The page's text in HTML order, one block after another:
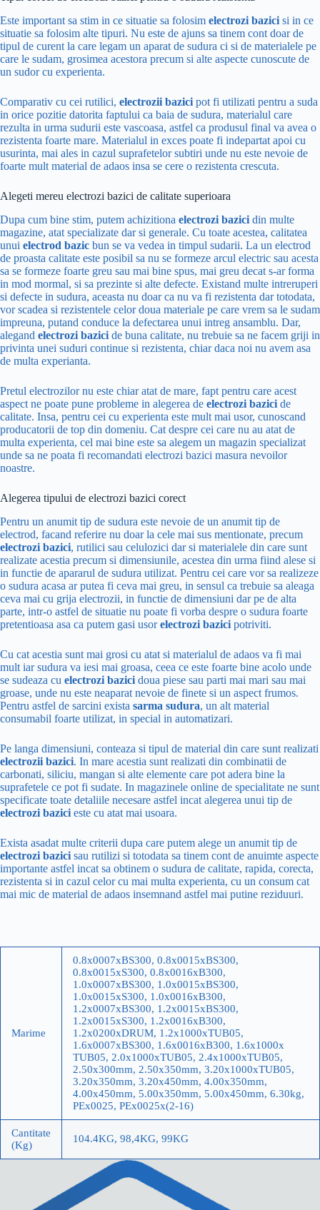
Este important sa stim in ce situatie sa folosim electrozi bazici si in ce
situatie sa folosim alte tipuri. Nu este de ajuns sa tinem cont doar de
tipul de curent la care legam un aparat de sudura ci si de materialele pe
care le sudam, grosimea acestora precum si alte aspecte cunoscute de
un sudor cu experienta.
Comparativ cu cei rutilici, electrozii bazici pot fi utilizati pentru a suda
in orice pozitie datorita faptului ca baia de sudura, materialul care
rezulta in urma sudurii este vascoasa, astfel ca produsul final va avea o
rezistenta foarte mare. Materialul in exces poate fi indepartat apoi cu
usurinta, mai ales in cazul suprafetelor subtiri unde nu este nevoie de
foarte mult material de adaos insa se cere o rezistenta crescuta.
Alegeti mereu electrozi bazici de calitate superioara
Dupa cum bine stim, putem achizitiona electrozi bazici din multe
magazine, atat specializate dar si generale. Cu toate acestea, calitatea
unui electrod bazic bun se va vedea in timpul sudarii. La un electrod
de proasta calitate este posibil sa nu se formeze arcul electric sau acesta
sa se formeze foarte greu sau mai bine spus, mai greu decat s-ar forma
in mod mormal, si sa prezinte si alte defecte. Existand multe intreruperi
si defecte in sudura, aceasta nu doar ca nu va fi rezistenta dar totodata,
vor scadea si rezistentele celor doua materiale pe care vrem sa le sudam
impreuna, putand conduce la defectarea unui intreg ansamblu. Dar,
alegand electrozi bazici de buna calitate, nu trebuie sa ne facem griji in
privinta unei suduri continue si rezistenta, chiar daca noi nu avem asa
de multa experianta.
Pretul electrozilor nu este chiar atat de mare, fapt pentru care acest
aspect ne poate pune probleme in alegerea de electrozi bazici de
calitate. Insa, pentru cei cu experienta este mult mai usor, cunoscand
producatorii de top din domeniu. Cat despre cei care nu au atat de
multa experienta, cel mai bine este sa alegem un magazin specializat
unde sa ne poata fi recomandati electrozi bazici masura nevoilor
noastre.
Alegerea tipului de electrozi bazici corect
Pentru un anumit tip de sudura este nevoie de un anumit tip de
electrod, facand referire nu doar la cele mai sus mentionate, precum
electrozi bazici, rutilici sau celulozici dar si materialele din care sunt
realizate acestia precum si dimensiunile, acestea din urma fiind alese si
in functie de apararul de sudura utilizat. Pentru cei care vor sa realizeze
o sudura acasa ar putea fi ceva mai greu, in sensul ca trebuie sa aleaga
ceva mai cu grija electrozii, in functie de dimensiuni dar pe de alta
parte, intr-o astfel de situatie nu poate fi vorba despre o sudura foarte
pretentioasa asa ca putem gasi usorelectrozi bazici potriviti.
Cu cat acestia sunt mai grosi cu atat si materialul de adaos va fi mai
mult iar sudura va iesi mai groasa, ceea ce este foarte bine acolo unde
se sudeaza cu electrozi bazici doua piese sau parti mai mari sau mai
groase, unde nu este neaparat nevoie de finete si un aspect frumos.
Pentru astfel de sarcini exista sarma sudura, un alt material
consumabil foarte utilizat, in special in automatizari.
Pe langa dimensiuni, conteaza si tipul de material din care sunt realizati
electrozii bazici. In mare acestia sunt realizati din combinatii de
carbonati, siliciu, mangan si alte elemente care pot adera bine la
suprafetele ce pot fi sudate. In magazinele online de specialitate ne sunt
specificate toate detaliile necesare astfel incat alegerea unui tip de
electrozi bazici este cu atat mai usoara.
Exista asadat multe criterii dupa care putem alege un anumit tip de
electrozi bazici sau rutilizi si totodata sa tinem cont de anuimte aspecte
importante astfel incat sa obtinem o sudura de calitate, rapida, corecta,
rezistenta si in cazul celor cu mai multa experienta, cu un consum cat
mai mic de material de adaos insemnand astfel mai putine reziduuri.
Marime
0.8x0007xBS300, 0.8x0015xBS300,
0.8x0015xS300, 0.8x0016xB300,
1.0x0007xBS300, 1.0x0015xBS300,
1.0x0015xS300, 1.0x0016xB300,
1.2x0007xBS300, 1.2x0015xBS300,
1.2x0015xS300, 1.2x0016xB300,
1.2x0200xDRUM, 1.2x1000xTUB05,
1.6x0007xBS300, 1.6x0016xB300, 1.6x1000x
TUB05, 2.0x1000xTUB05, 2.4x1000xTUB05,
2.50x300mm, 2.50x350mm, 3.20x1000xTUB05,
3.20x350mm, 3.20x450mm, 4.00x350mm,
4.00x450mm, 5.00x350mm, 5.00x450mm, 6.30kg,
PEx0025, PEx0025x(2-16)
Cantitate
(Kg)
104.4KG, 98,4KG, 99KG